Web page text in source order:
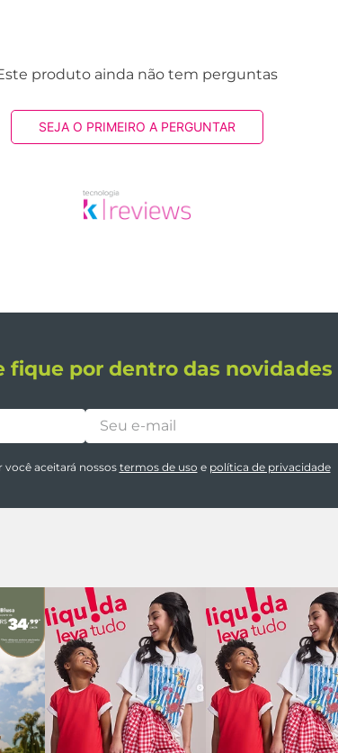
produto ainda não tem perguntas
SEJA O PRIMEIRO A PERGUNTAR
fique por dentro das novidades
você aceitará nossostermos de uso e política de privacidade